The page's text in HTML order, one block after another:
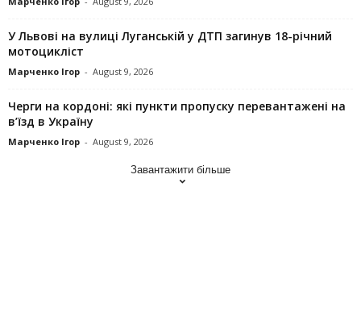
У Львові на вулиці Луганській у ДТП загинув 18-річний
мотоцикліст
Марченко Ігор - August 9, 2026
Черги на кордоні: які пункти пропуску перевантажені на
в’їзд в Україну
Марченко Ігор - August 9, 2026
Завантажити більше